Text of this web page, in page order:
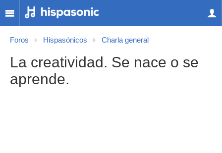
Foros Hispasónicos Charla general
La creatividad. Se nace o se
aprende.